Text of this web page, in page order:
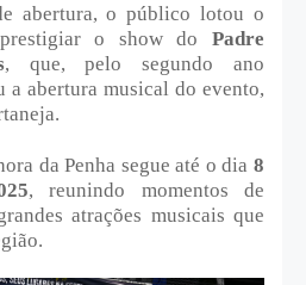
abertura, o público lotou o
o show do Padre
, que, pelo segundo ano
a abertura musical do evento,
da Penha segue até o dia 8
, reunindo momentos de
atrações musicais que